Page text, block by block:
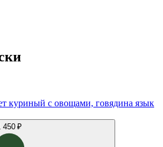
куриный с овощами, говядина язык
450 ₽